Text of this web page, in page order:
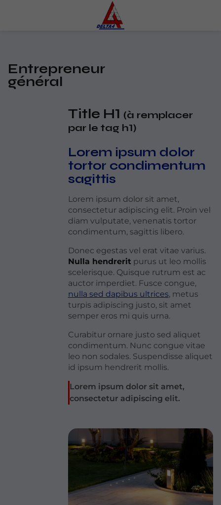
Entrepreneur
général
Title H1 (à remplacer
par le tag h1)
Lorem ipsum dolor
tortor condimentum
sagittis
Lorem ipsum dolor sit amet,
consectetur adipiscing elit. Proin vel
diam vulputate, venenatis tortor
condimentum, sagittis libero.
Donec egestas vel erat vitae varius.
Nulla hendreritpurus ut leo mollis
scelerisque. Quisque rutrum est ac
auctor imperdiet. Fusce congue,
nulla sed dapibus ultrices, metus
turpis adipiscing justo, sit amet
semper eros mi quis urna.
Curabitur ornare justo sed aliquet
condimentum. Nunc congue vitae
leo non sodales. Suspendisse aliquet
id ipsum hendrerit mollis.
Lorem ipsum dolor sit amet,
consectetur adipiscing elit.